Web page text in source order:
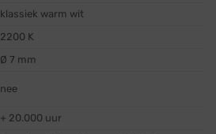
klassiek warm wit
2200 K
Ø 7 mm
nee
+ 20.000 uur